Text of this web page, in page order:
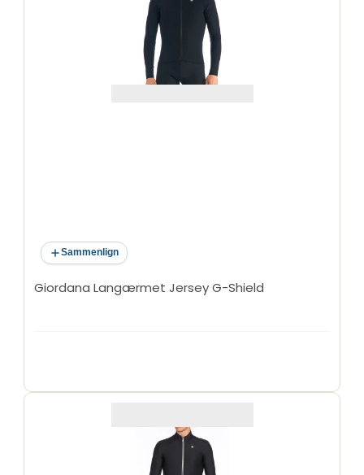
Sammenlign
Giordana Langærmet Jersey G-Shield